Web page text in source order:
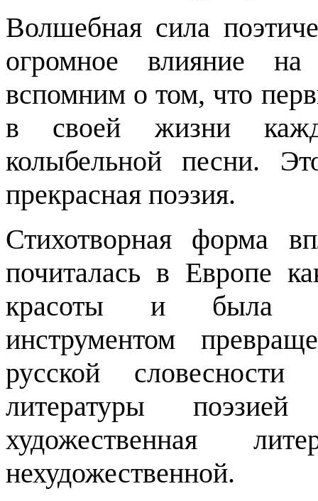
Волшебная сила
огромное влияние
вспомним о том, что
в своей жизни
колыбельной песни.
прекрасная поэзия.
Стихотворная форма
почиталась в Европе
красоты и была
инструментом
русской
литературы
художественная
нехудожественной.